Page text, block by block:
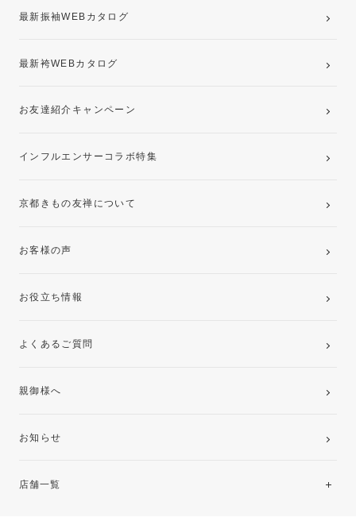
最新振袖WEBカタログ
最新袴WEBカタログ
お友達紹介キャンペーン
インフルエンサーコラボ特集
京都きもの友禅について
お客様の声
お役立ち情報
よくあるご質問
親御様へ
お知らせ
店舗一覧